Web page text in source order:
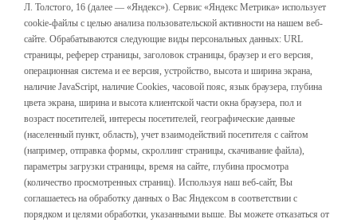
Л. Толстого, 16 (далее — «Яндекс»). Сервис «Яндекс Метрика» использует
cookie-файлы с целью анализа пользовательской активности на нашем веб-
сайте. Обрабатываются следующие виды персональных данных: URL
страницы, реферер страницы, заголовок страницы, браузер и его версия,
операционная система и ее версия, устройство, высота и ширина экрана,
наличие JavaScript, наличие Cookies, часовой пояс, язык браузера, глубина
цвета экрана, ширина и высота клиентской части окна браузера, пол и
возраст посетителей, интересы посетителей, географические данные
(населенный пункт, область), учет взаимодействий посетителя с сайтом
(например, отправка формы, скроллинг страницы, скачивание файла),
параметры загрузки страницы, время на сайте, глубина просмотра
(количество просмотренных страниц). Используя наш веб-сайт, Вы
соглашаетесь на обработку данных о Вас Яндексом в соответствии с
порядком и целями обработки, указанными выше. Вы можете отказаться от